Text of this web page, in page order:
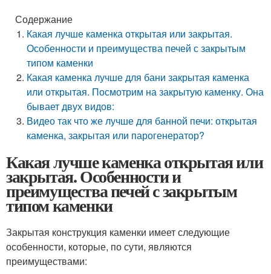
Содержание
Какая лучше каменка открытая или закрытая.
Особенности и преимущества печей с закрытым
типом каменки
Какая каменка лучше для бани закрытая каменка
или открытая. Посмотрим на закрытую каменку. Она
бывает двух видов:
Видео так что же лучше для банной печи: открытая
каменка, закрытая или парогенератор?
Какая лучше каменка открытая или
закрытая. Особенности и
преимущества печей с закрытым
типом каменки
Закрытая конструкция каменки имеет следующие
особенности, которые, по сути, являются
преимуществами: